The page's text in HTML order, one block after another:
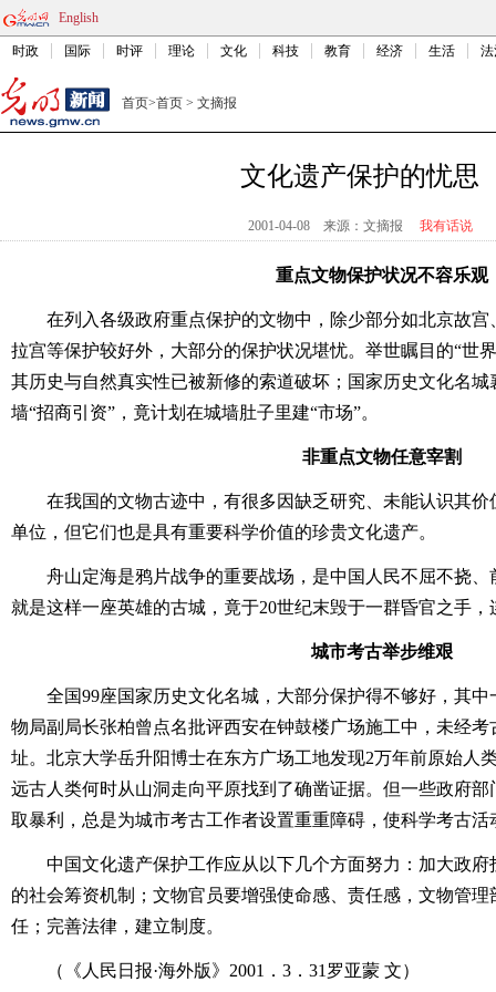
English
时政 国际 时评 理论 文化 科技 教育 经济 生活
首页>首页 > 文摘报
文化遗产保护的忧思
2001-04-08 来源：文摘报 我有话说
重点文物保护状况不容乐观
在列入各级政府重点保护的文物中，除少部分如北京故
拉宫等保护较好外，大部分的保护状况堪忧。举世瞩目的“世
其历史与自然真实性已被新修的索道破坏；国家历史文化名
墙“招商引资”，竟计划在城墙肚子里建“市场”。
非重点文物任意宰割
在我国的文物古迹中，有很多因缺乏研究、未能认识其
单位，但它们也是具有重要科学价值的珍贵文化遗产。
舟山定海是鸦片战争的重要战场，是中国人民不屈不挠
就是这样一座英雄的古城，竟于20世纪末毁于一群昏官之手
城市考古举步维艰
全国99座国家历史文化名城，大部分保护得不够好，其
物局副局长张柏曾点名批评西安在钟鼓楼广场施工中，未经
址。北京大学岳升阳博士在东方广场工地发现2万年前原始人
远古人类何时从山洞走向平原找到了确凿证据。但一些政府
取暴利，总是为城市考古工作者设置重重障碍，使科学考古活
中国文化遗产保护工作应从以下几个方面努力：加大政
的社会筹资机制；文物官员要增强使命感、责任感，文物管
任；完善法律，建立制度。
（《人民日报·海外版》2001．3．31罗亚蒙 文）